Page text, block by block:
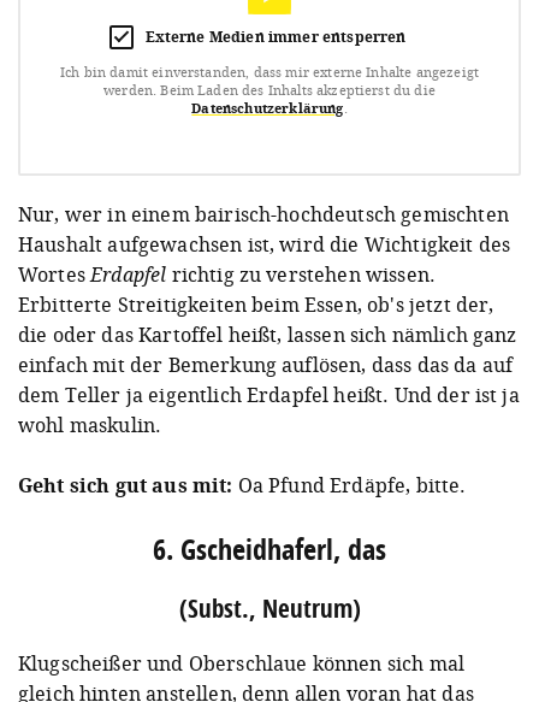
Externe Medien immer entsperren
Ich bin damit einverstanden, dass mir externe Inhalte angezeigt
werden. Beim Laden des Inhalts akzeptierst du die
Datenschutzerklärung.
Nur, wer in einem bairisch-hochdeutsch gemischten
Haushalt aufgewachsen ist, wird die Wichtigkeit des
WortesErdapfel richtig zu verstehen wissen.
Erbitterte Streitigkeiten beim Essen, ob's jetzt der,
die oder das Kartoffel heißt, lassen sich nämlich ganz
einfach mit der Bemerkung auflösen, dass das da auf
dem Teller ja eigentlich Erdapfel heißt. Und der ist ja
wohl maskulin.
Geht sich gut aus mit: Oa Pfund Erdäpfe, bitte.
6. Gscheidhaferl, das
(Subst., Neutrum)
Klugscheißer und Oberschlaue können sich mal
gleich hinten anstellen, denn allen voran hat das